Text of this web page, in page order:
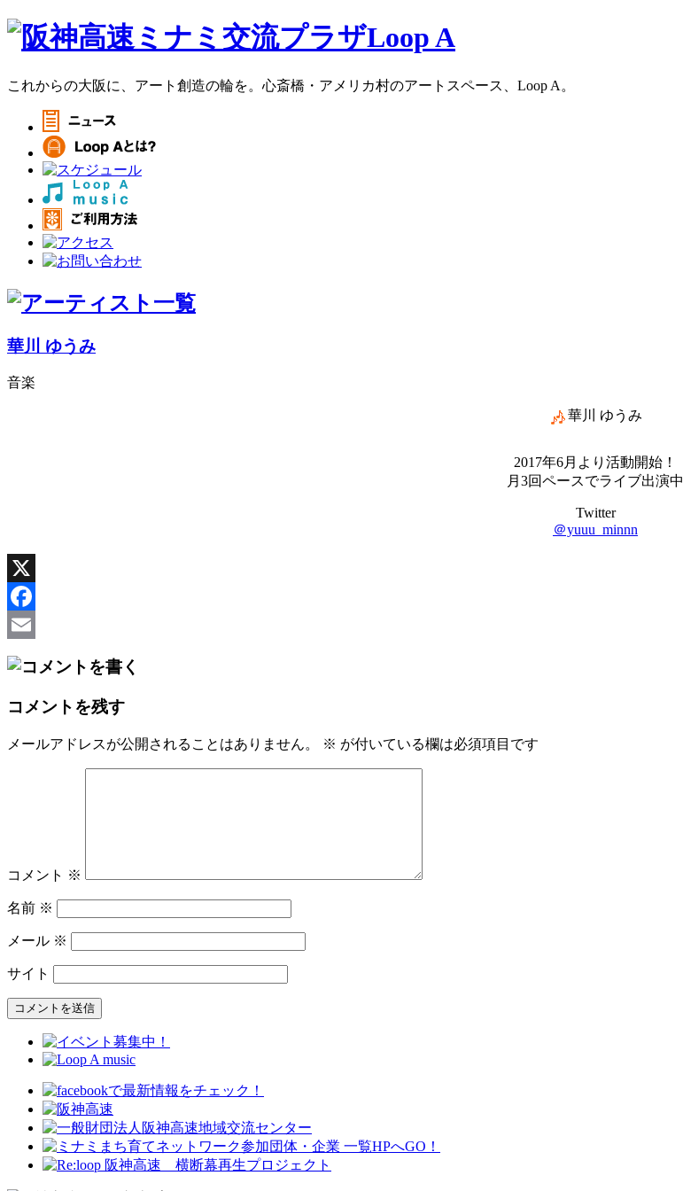
これからの大阪に、アート創造の輪を。心斎橋・アメリカ村のアートスペース、Loop A。
華川 ゆうみ
音楽
華川 ゆうみ
2017年6月より活動開始！
月3回ペースでライブ出演中
Twitter
＠yuuu_minnn
X
Facebook
Email
コメントを残す
メールアドレスが公開されることはありません。 ※ が付いている欄は必須項目です
コメント ※
名前 ※
メール ※
サイト